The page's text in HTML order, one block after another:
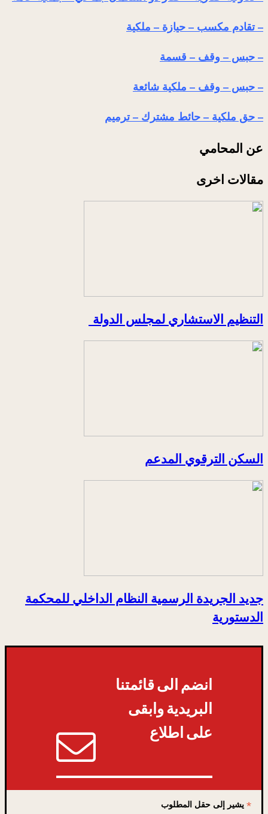
– تقادم مكسب – حيازة – ملكية
– حبس – وقف – قسمة
– حبس – وقف – ملكية شائعة
– حق ملكية – حائط مشترك – ترميم
عن المحامي
مقالات اخرى
التنظيم الاستشاري لمجلس الدولة
السكن الترقوي المدعم
جديد الجريدة الرسمية النظام الداخلي للمحكمة
الدستورية
انضم الى قائمتنا
البريدية وابقى
على اطلاع
*يشير إلى حقل المطلوب